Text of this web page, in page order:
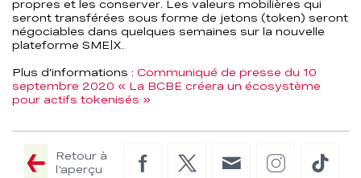
propres et les conserver. Les valeurs mobilières qui
seront transférées sous forme de jetons (token) seront
négociables dans quelques semaines sur la nouvelle
plateforme SME|X.
Plus d’informations : Communiqué de presse du 10
septembre 2020 « La BCBE créera un écosystème
pour actifs tokenisés »
Retour à
l'aperçu
FacebookTwitter
E-
Instagram